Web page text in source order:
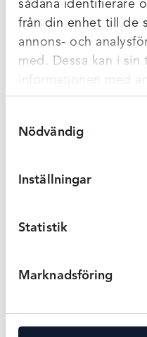
sådana identifierare
från din enhet till de
annons- och
med. Dessa kan i sin
informationen med
har tillhandahållit
Nödvändig
Inställningar
Statistik
Marknadsföring